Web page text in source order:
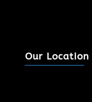
Our Location